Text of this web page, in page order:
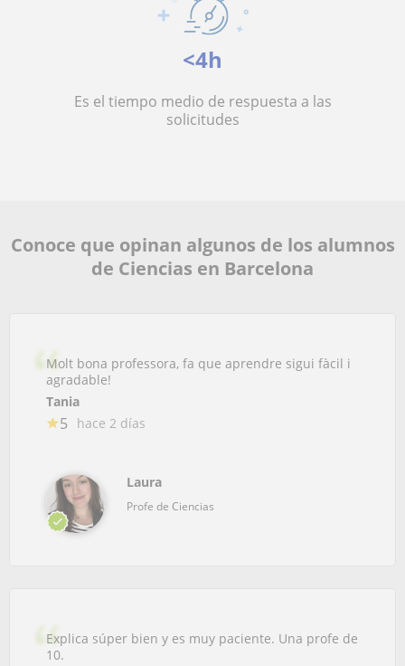
<4h
Es el tiempo medio de respuesta a las
solicitudes
Conoce que opinan algunos de los alumnos
de Ciencias en Barcelona
Molt bona professora, fa que aprendre sigui fàcil i
agradable!
Tania
5 hace 2 días
Laura
Profe de Ciencias
Explica súper bien y es muy paciente. Una profe de
10.